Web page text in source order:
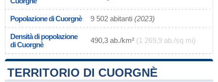
Popolazione di Cuorgnè 9 502 abitanti (2023)
Densità di popolazione
di Cuorgnè
490,3 ab./km² (1 269,9 ab./sq mi)
TERRITORIO DI CUORGNÈ